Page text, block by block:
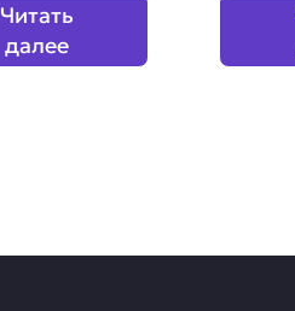
Читать
далее